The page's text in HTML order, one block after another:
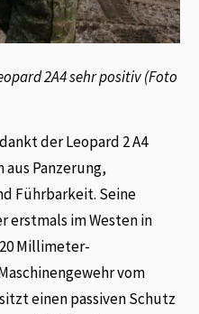
2A4 sehr positiv (Foto
der Leopard 2 A4
Panzerung,
Führbarkeit. Seine
erstmals im Westen in
Millimeter-
vom
einen passiven Schutz